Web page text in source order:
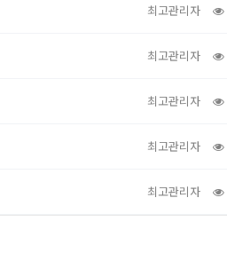
최고관리자
최고관리자
최고관리자
최고관리자
최고관리자